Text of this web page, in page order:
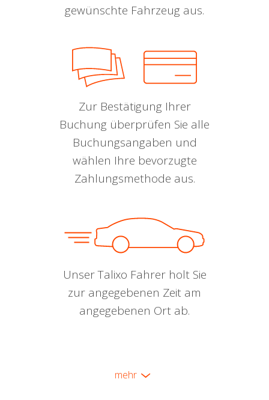
gewünschte Fahrzeug aus.
Zur Bestätigung Ihrer
Buchung überprüfen Sie alle
Buchungsangaben und
wählen Ihre bevorzugte
Zahlungsmethode aus.
Unser Talixo Fahrer holt Sie
zur angegebenen Zeit am
angegebenen Ort ab.
mehr